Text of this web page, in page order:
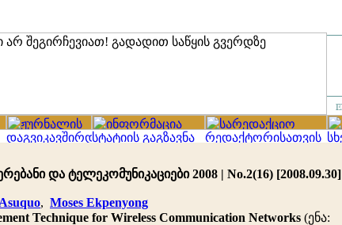
და ტელეკომუნიკაციები 2008 | No.2(16) [2008.09.30]
, Moses Ekpenyong
Technique for Wireless Communication Networks (ენა: